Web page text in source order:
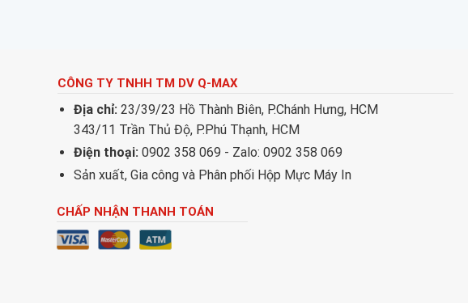
CÔNG TY TNHH TM DV Q-MAX
Địa chỉ: 23/39/23 Hồ Thành Biên, P.Chánh Hưng, HCM
343/11 Trần Thủ Độ, P.Phú Thạnh, HCM
Điện thoại: 0902 358 069 - Zalo: 0902 358 069
Sản xuất, Gia công và Phân phối Hộp Mực Máy In
CHẤP NHẬN THANH TOÁN